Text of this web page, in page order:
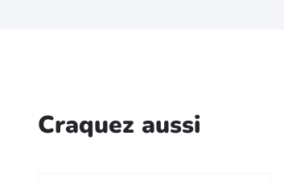
Craquez aussi